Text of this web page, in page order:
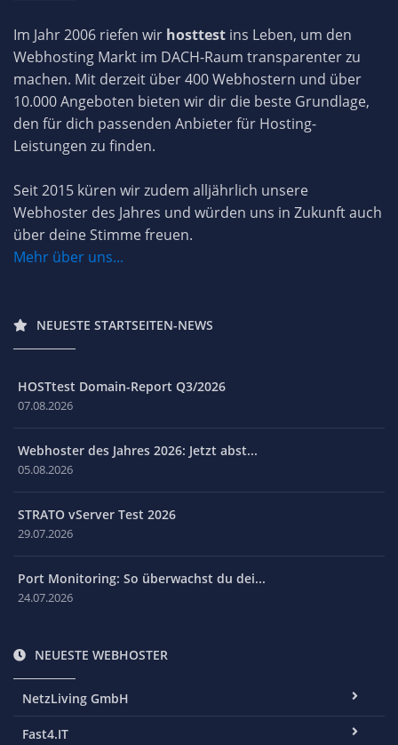
Im Jahr 2006 riefen wir hosttest ins Leben, um den
Webhosting Markt im DACH-Raum transparenter zu
machen. Mit derzeit über 400 Webhostern und über
10.000 Angeboten bieten wir dir die beste Grundlage,
den für dich passenden Anbieter für Hosting-
Leistungen zu finden.
Seit 2015 küren wir zudem alljährlich unsere
Webhoster des Jahres und würden uns in Zukunft auch
über deine Stimme freuen.
Mehr über uns...
NEUESTE STARTSEITEN-NEWS
HOSTtest Domain-Report Q3/2026
07.08.2026
Webhoster des Jahres 2026: Jetzt abst...
05.08.2026
STRATO vServer Test 2026
29.07.2026
Port Monitoring: So überwachst du dei...
24.07.2026
NEUESTE WEBHOSTER
NetzLiving GmbH
Fast4.IT